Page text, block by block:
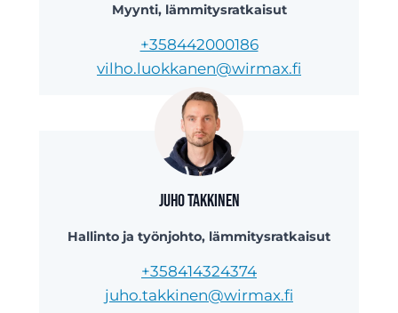
Myynti, lämmitysratkaisut
+358442000186
vilho.luokkanen@wirmax.fi
Juho Takkinen
Hallinto ja työnjohto, lämmitysratkaisut
+358414324374
juho.takkinen@wirmax.fi